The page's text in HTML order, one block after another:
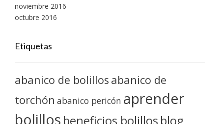
noviembre 2016
octubre 2016
Etiquetas
abanico de bolillos abanico de
torchón abanico pericón aprender
bolillos beneficios bolillos blog